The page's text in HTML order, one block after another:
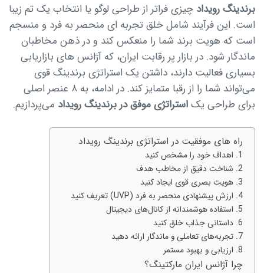
برندینگ رویداد چیزی فراتر از طراحی لوگو یا انتخاب یک تم زیبا
است. این فرآیند شامل خلق تجربه ای منحصر به‌ فرد و منسجم
است که هویت برند شما را منعکس کند و در ذهن مخاطبان
ماندگار شود. در بازار پر رقابت ایران، که آژانس های بازاریابی
بسیاری فعالیت دارند، داشتن یک استراتژی برندینگ قوی
می‌تواند شما را از رقبا متمایز کند. در ادامه، به ۸ عنصر اصلی
برای طراحی یکاستراتژی موفق در برندینگ رویداد می‌پردازیم.
راه های موفقیت در استراتژی برندینگ رویداد
1. اهداف خود را مشخص کنید
2. شناخت دقیق از مخاطب هدف
3. هویت بصری قوی ایجاد کنید
4. ارزش پیشنهادی منحصر به‌ فرد (UVP) تعریف کنید
5. استفاده هوشمندانه از کانال‌های دیجیتال
6. داستانی جذاب خلق کنید
7. تجربه‌های تعاملی و ماندگار ارائه دهید
8. ارزیابی و بهبود مستمر
چرا آژانس ایران مارکتینگ؟